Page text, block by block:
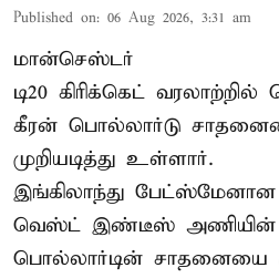
Published on: 06 Aug 2026, 3:31 am
மான்செஸ்டர்
டி20 கிரிக்கெட்
கீரன் பொல்லார்டு
முறியடித்து உள்ளார்.
இங்கிலாந்து
வெஸ்ட் இண்டீஸ் அணியின்
பொல்லார்டின் சாதனையை